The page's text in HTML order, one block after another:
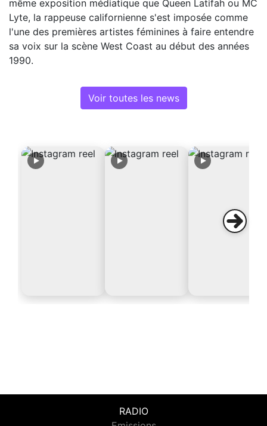
même exposition médiatique que Queen Latifah ou MC
Lyte, la rappeuse californienne s'est imposée comme
l'une des premières artistes féminines à faire entendre
sa voix sur la scène West Coast au début des années
1990.
Voir toutes les news
RADIO